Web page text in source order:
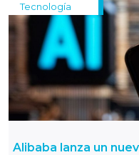
Tecnología
Alibaba lanza un